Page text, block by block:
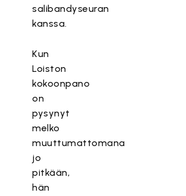
salibandyseuran
kanssa.
Kun
Loiston
kokoonpano
on
pysynyt
melko
muuttumattomana
jo
pitkään,
hän